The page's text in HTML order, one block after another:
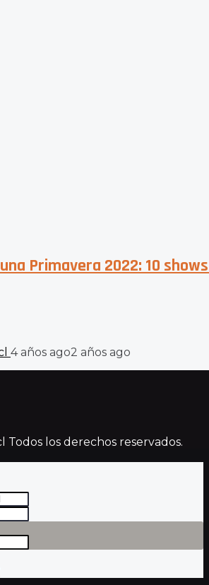
Primavera 2022: 10
4 años ago2 años ago
los derechos reservados.